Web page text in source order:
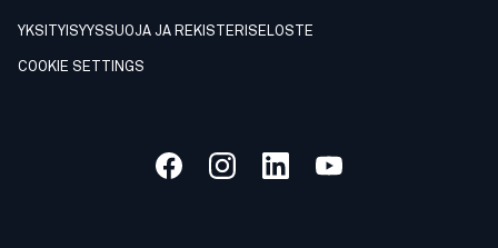
YKSITYISYYSSUOJA JA REKISTERISELOSTE
COOKIE SETTINGS